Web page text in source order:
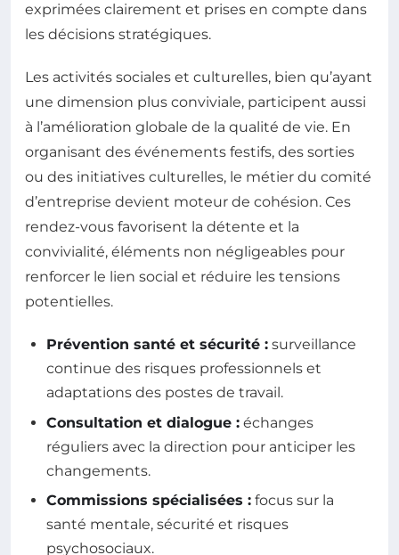
exprimées clairement et prises en compte dans
les décisions stratégiques.
Les activités sociales et culturelles, bien qu’ayant
une dimension plus conviviale, participent aussi
à l’amélioration globale de la qualité de vie. En
organisant des événements festifs, des sorties
ou des initiatives culturelles, le métier du comité
d’entreprise devient moteur de cohésion. Ces
rendez-vous favorisent la détente et la
convivialité, éléments non négligeables pour
renforcer le lien social et réduire les tensions
potentielles.
Prévention santé et sécurité : surveillance
continue des risques professionnels et
adaptations des postes de travail.
Consultation et dialogue : échanges
réguliers avec la direction pour anticiper les
changements.
Commissions spécialisées : focus sur la
santé mentale, sécurité et risques
psychosociaux.